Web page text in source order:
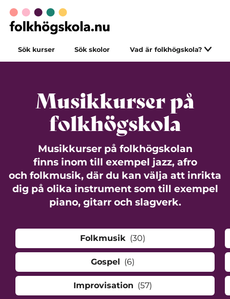
Sök kurser Sök skolor Vad är folkhögskola?
Musikkurser på
folkhögskola
Musikkurser på folkhögskolan
finns inom till exempel jazz, afro
och folkmusik, där du kan välja att inrikta
dig på olika instrument som till exempel
piano, gitarr och slagverk.
Folkmusik (30)
Gospel (6)
Improvisation (57)